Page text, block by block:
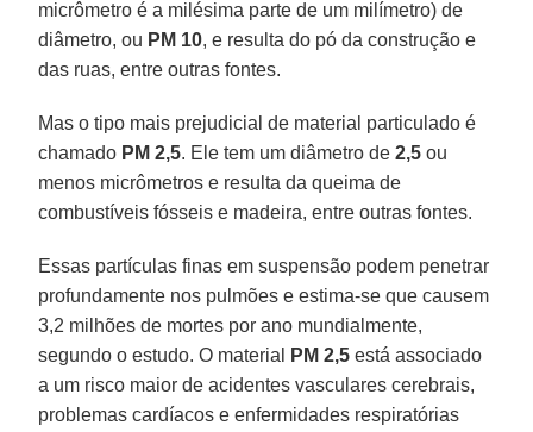
micrômetro é a milésima parte de um milímetro) de
diâmetro, ou PM 10, e resulta do pó da construção e
das ruas, entre outras fontes.
Mas o tipo mais prejudicial de material particulado é
chamado PM 2,5. Ele tem um diâmetro de2,5 ou
menos micrômetros e resulta da queima de
combustíveis fósseis e madeira, entre outras fontes.
Essas partículas finas em suspensão podem penetrar
profundamente nos pulmões e estima-se que causem
3,2 milhões de mortes por ano mundialmente,
segundo o estudo. O material
PM 2,5 está associado
a um risco maior de acidentes vasculares cerebrais,
problemas cardíacos e enfermidades respiratórias